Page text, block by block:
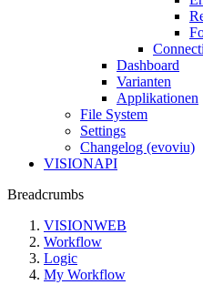
Dashboard
Varianten
Applikationen
File System
Settings
Changelog (evoviu)
VISIONAPI
Breadcrumbs
VISIONWEB
Workflow
Logic
My Workflow